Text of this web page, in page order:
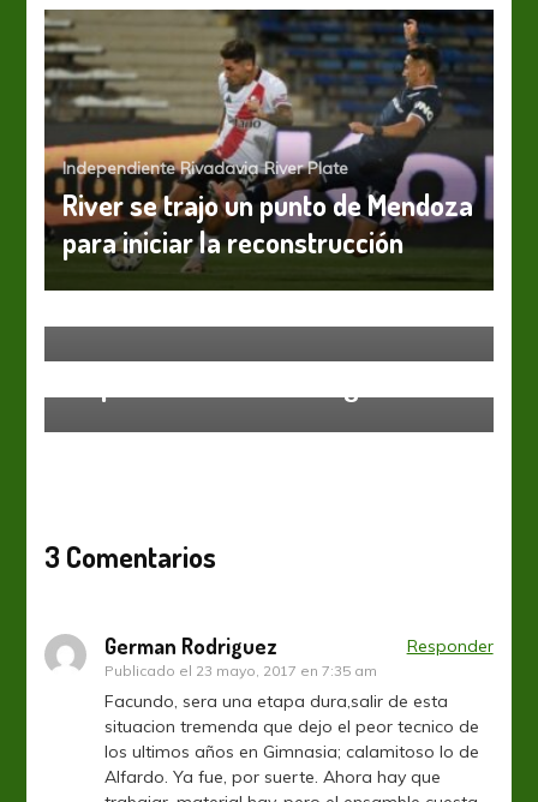
Independiente Rivadavia River Plate
River se trajo un punto de Mendoza
para iniciar la reconstrucción
River Plate
3 Comentarios
German Rodriguez
Publicado el 23 mayo, 2017 en 7:35 am
Responder
Facundo, sera una etapa dura,salir de esta
situacion tremenda que dejo el peor tecnico de
los ultimos años en Gimnasia; calamitoso lo de
Alfardo. Ya fue, por suerte. Ahora hay que